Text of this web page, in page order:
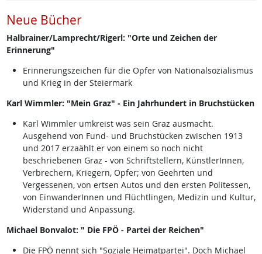
Neue Bücher
Halbrainer/Lamprecht/Rigerl: "Orte und Zeichen der
Erinnerung"
Erinnerungszeichen für die Opfer von Nationalsozialismus
und Krieg in der Steiermark
Karl Wimmler: "Mein Graz" - Ein Jahrhundert in Bruchstücken
Karl Wimmler umkreist was sein Graz ausmacht.
Ausgehend von Fund- und Bruchstücken zwischen 1913
und 2017 erzaählt er von einem so noch nicht
beschriebenen Graz - von Schriftstellern, KünstlerInnen,
Verbrechern, Kriegern, Opfer; von Geehrten und
Vergessenen, von ertsen Autos und den ersten Politessen,
von EinwanderInnen und Flüchtlingen, Medizin und Kultur,
Widerstand und Anpassung.
Michael Bonvalot: " Die FPÖ - Partei der Reichen"
Die FPÖ nennt sich "Soziale Heimatpartei". Doch Michael